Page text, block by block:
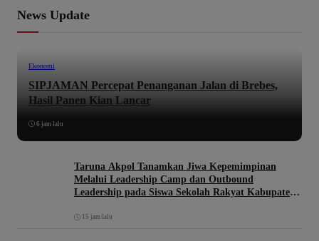
News Update
Ekonomi
SIPJAMAN Percepat Penanganan Jalan di Brebes,
Hasil Panen Kian Lancar
6 jam lalu
Taruna Akpol Tanamkan Jiwa Kepemimpinan
Melalui Leadership Camp dan Outbound
Leadership pada Siswa Sekolah Rakyat Kabupaten
15 jam lalu